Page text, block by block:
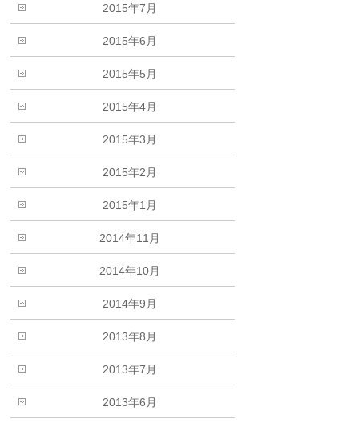
2015年7月
2015年6月
2015年5月
2015年4月
2015年3月
2015年2月
2015年1月
2014年11月
2014年10月
2014年9月
2013年8月
2013年7月
2013年6月